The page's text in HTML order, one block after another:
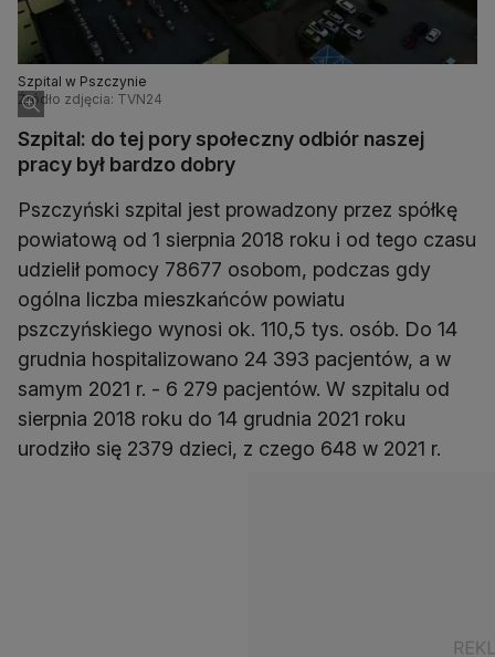
Szpital w Pszczynie
Źródło zdjęcia: TVN24
Szpital: do tej pory społeczny odbiór naszej
pracy był bardzo dobry
Pszczyński szpital jest prowadzony przez spółkę
powiatową od 1 sierpnia 2018 roku i od tego czasu
udzielił pomocy 78677 osobom, podczas gdy
ogólna liczba mieszkańców powiatu
pszczyńskiego wynosi ok. 110,5 tys. osób. Do 14
grudnia hospitalizowano 24 393 pacjentów, a w
samym 2021 r. - 6 279 pacjentów. W szpitalu od
sierpnia 2018 roku do 14 grudnia 2021 roku
urodziło się 2379 dzieci, z czego 648 w 2021 r.